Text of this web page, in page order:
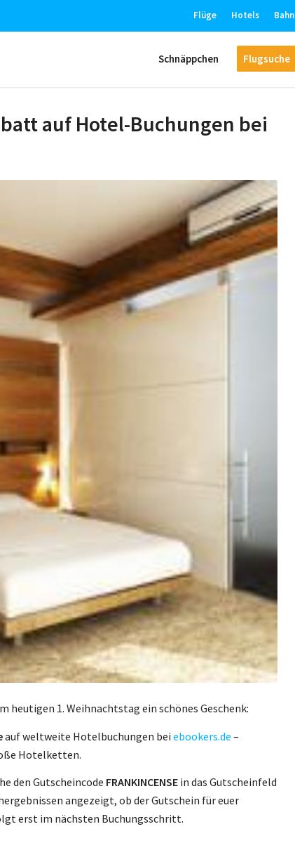
Flüge Hotels Bahn
Schnäppchen Flugsuche
auf Hotel-Buchungen bei
heutigen 1. Weihnachtstag ein schönes Geschenk:
auf weltweite Hotelbuchungen beiebookers.de –
Hotelketten.
den Gutscheincode FRANKINCENSE in das Gutscheinfeld
angezeigt, ob der Gutschein für euer
erst im nächsten Buchungsschritt.